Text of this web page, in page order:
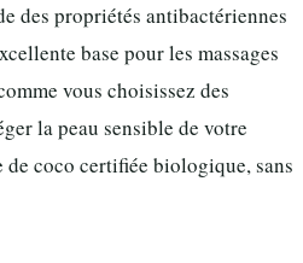
des propriétés antibactériennes
base pour les massages
vous choisissez des
la peau sensible de votre
coco certifiée biologique, sans